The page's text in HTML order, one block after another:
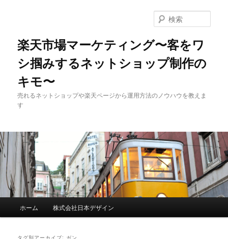
楽天市場マーケティング〜客をワ
シ掴みするネットショップ制作の
キモ〜
売れるネットショップや楽天ページから運用方法のノウハウを教えま
す
索
メインコンテンツへ移動
サブコンテンツへ移動
ホーム 株式会社日本デザイン
タグ別アーカイブ: ガン